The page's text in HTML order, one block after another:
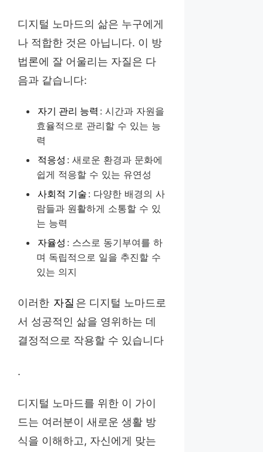
디지털 노마드의 삶은 누구에게
나 적합한 것은 아닙니다. 이 방
법론에 잘 어울리는 자질은 다
음과 같습니다:
자기 관리 능력 : 시간과 자원을
효율적으로 관리할 수 있는 능
력
적응성 : 새로운 환경과 문화에
쉽게 적응할 수 있는 유연성
사회적 기술 : 다양한 배경의 사
람들과 원활하게 소통할 수 있
는 능력
자율성 : 스스로 동기부여를 하
며 독립적으로 일을 추진할 수
있는 의지
이러한 자질 은 디지털 노마드로
서 성공적인 삶을 영위하는 데
결정적으로 작용할 수 있습니다
.
디지털 노마드를 위한 이 가이
드는 여러분이 새로운 생활 방
식을 이해하고, 자신에게 맞는